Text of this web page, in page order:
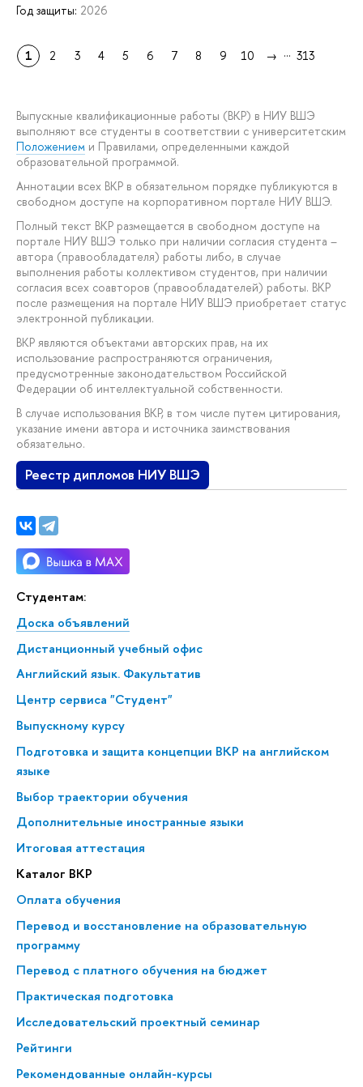
Студентам:
Доска объявлений
Дистанционный учебный офис
Английский язык. Факультатив
Центр сервиса "Студент"
Выпускному курсу
Подготовка и защита концепции ВКР на английском
языке
Выбор траектории обучения
Дополнительные иностранные языки
Итоговая аттестация
Каталог ВКР
Оплата обучения
Перевод и восстановление на образовательную
программу
Перевод с платного обучения на бюджет
Практическая подготовка
Исследовательский проектный семинар
Рейтинги
Рекомендованные онлайн-курсы
Год защиты: 2026
1 2 3 4 5 6 7 8 9 10 → ... 313
Выпускные квалификационные работы (ВКР) в НИУ ВШЭ
выполняют все студенты в соответствии с университетским
Положением и Правилами, определенными каждой
образовательной программой.
Аннотации всех ВКР в обязательном порядке публикуются в
свободном доступе на корпоративном портале НИУ ВШЭ.
Полный текст ВКР размещается в свободном доступе на
портале НИУ ВШЭ только при наличии согласия студента –
автора (правообладателя) работы либо, в случае
выполнения работы коллективом студентов, при наличии
согласия всех соавторов (правообладателей) работы. ВКР
после размещения на портале НИУ ВШЭ приобретает статус
электронной публикации.
ВКР являются объектами авторских прав, на их
использование распространяются ограничения,
предусмотренные законодательством Российской
Федерации об интеллектуальной собственности.
В случае использования ВКР, в том числе путем цитирования,
указание имени автора и источника заимствования
обязательно.
Реестр дипломов НИУ ВШЭ